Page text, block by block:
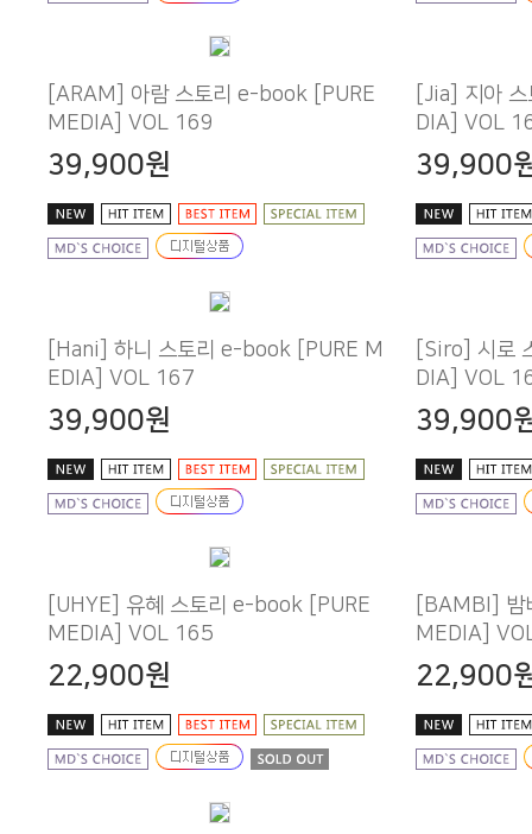
MEDIA] VOL 169
39,900원
DIA] VOL
39,900
EDIA] VOL 167
39,900원
DIA] VOL
39,900
MEDIA] VOL 165
22,900원
MEDIA]
22,900